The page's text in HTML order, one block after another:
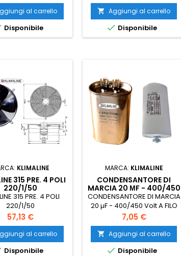
al carrello
Disponibile
 Aggiungi al carrello
 Disponibile
KLIMALINE
315 PRE. 4 POLI
220/1/50
315 PRE. 4 POLI
220/1/50
Prezzo
57,13 €
al carrello
Disponibile
MARCA: KLIMALINE
CONDENSANTORE DI
MARCIA 20 ΜF - 400/450
VOLT A FILO
CONDENSANTORE DI MARCIA
20 µF - 400/450 Volt A FILO
Prezzo
7,05 €
 Aggiungi al carrello
 Disponibile